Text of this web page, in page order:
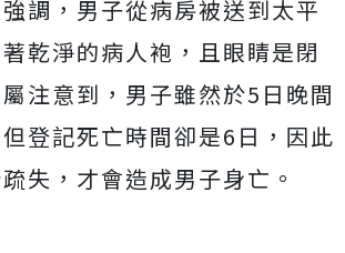
調，男子從病房被送到太平
乾淨的病人袍，且眼睛是閉
注意到，男子雖然於5日晚間
登記死亡時間卻是6日，因此
失，才會造成男子身亡。